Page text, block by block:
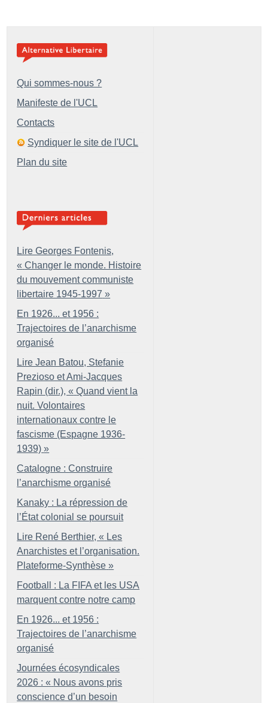
Qui sommes-nous ?
Manifeste de l'UCL
Contacts
Syndiquer le site de l'UCL
Plan du site
Lire Georges Fontenis,
« Changer le monde. Histoire
du mouvement communiste
libertaire 1945-1997 »
En 1926... et 1956 :
Trajectoires de l’anarchisme
organisé
Lire Jean Batou, Stefanie
Prezioso et Ami-Jacques
Rapin (dir.), « Quand vient la
nuit. Volontaires
internationaux contre le
fascisme (Espagne 1936-
1939) »
Catalogne : Construire
l’anarchisme organisé
Kanaky : La répression de
l’État colonial se poursuit
Lire René Berthier, « Les
Anarchistes et l’organisation.
Plateforme-Synthèse »
Football : La FIFA et les USA
marquent contre notre camp
En 1926... et 1956 :
Trajectoires de l’anarchisme
organisé
Journées écosyndicales
2026 : « Nous avons pris
conscience d’un besoin